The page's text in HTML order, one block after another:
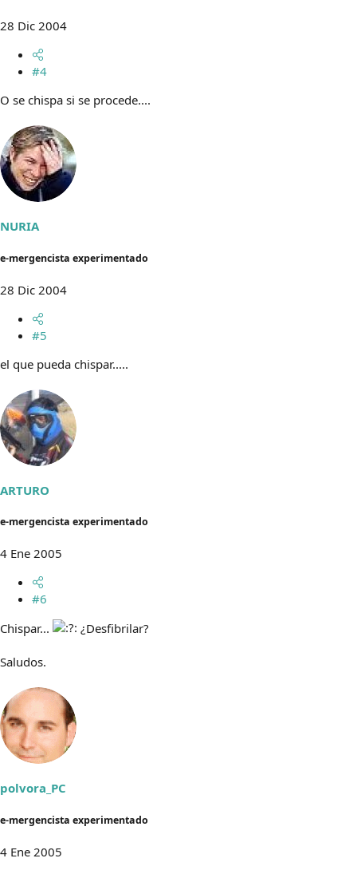
28 Dic 2004
#4
O se chispa si se procede....
NURIA
e-mergencista experimentado
28 Dic 2004
#5
el que pueda chispar.....
ARTURO
e-mergencista experimentado
4 Ene 2005
#6
Chispar...
¿Desfibrilar?
Saludos.
polvora_PC
e-mergencista experimentado
4 Ene 2005